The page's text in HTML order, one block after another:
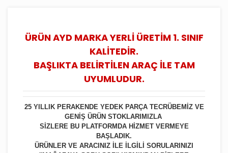
ÜRÜN AYD MARKA YERLİ ÜRETİM 1. SINIF
KALİTEDİR.
BAŞLIKTA BELİRTİLEN ARAÇ İLE TAM
UYUMLUDUR.
25 YILLIK PERAKENDE YEDEK PARÇA TECRÜBEMİZ VE
GENİŞ ÜRÜN STOKLARIMIZLA
SİZLERE BU PLATFORMDA HİZMET VERMEYE
BAŞLADIK.
ÜRÜNLER VE ARACINIZ İLE İLGİLİ SORULARINIZI